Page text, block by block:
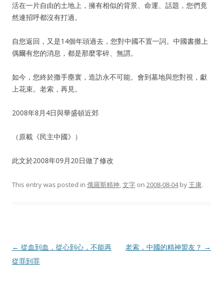
活在一片自由的土地上，擁有相似的背景、命運、話題，您們竟
然連招呼都沒有打過。
自您返回，又是14個年頭過去，您對中國不置一詞。中國書攤上
偶爾有您的消息，都是那麼零碎、無謂。
如今，您終於撒手塵寰，造訪永不可能。會到墓地與您對視，獻
上花束。老索，再見。
2008年8月4日與華盛頓近郊
（原載《民主中國》）
此文於2008年09月20日做了修改
This entry was posted in 俄羅斯精神,文字 on 2008-08-04by 王康.
Post
navigation
← 從血到血，從心到心，不能再
從罪到罪
老索，中國的精神盟友？ →